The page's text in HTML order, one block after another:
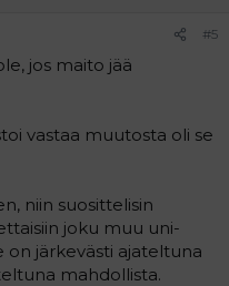
#5
jos maito jää
vastaa muutosta oli se
niin suosittelisin
joku muu uni-
on järkevästi ajateltuna
mahdollista.